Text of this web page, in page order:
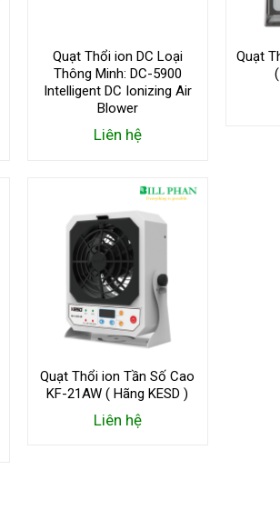
Quạt Thổi ion DC Loại
Thông Minh: DC-5900
Intelligent DC Ionizing Air
Blower
Liên hệ
Quạt
Quạt Thổi ion Tần Số Cao
KF-21AW ( Hãng KESD )
Liên hệ